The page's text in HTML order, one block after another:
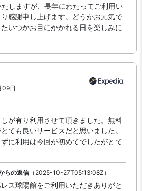
しますが、長年にわたってご利用い
感謝申し上げます。どうかお元気で
いつかお目にかかれる日を楽しみに
09日
が有り利用させて頂きました。無料
ても良いサービスだと思いました。
に利用は今回が初めてでしたがとて
らの返信（2025-10-27T05:13:08Z）
ス球陽館をご利用いただきありがと